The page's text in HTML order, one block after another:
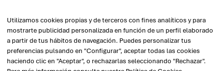
SECCIONES
PARTIDOS JUDICIALES
INFORMACIÓN ECONÓMICA
E-SMAC
RECURSOS ÚTILES LEXNET
TURNO DE OFICIO Y GUARDIAS
Utilizamos cookies propias y de terceros con fines analíticos y para
mostrarte publicidad personalizada en función de un perfil elaborado
a partir de tus hábitos de navegación. Puedes personalizar tus
preferencias pulsando en "Configurar", aceptar todas las cookies
haciendo clic en "Aceptar", o rechazarlas seleccionando "Rechazar".